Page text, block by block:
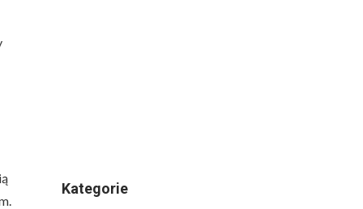
Kategorie